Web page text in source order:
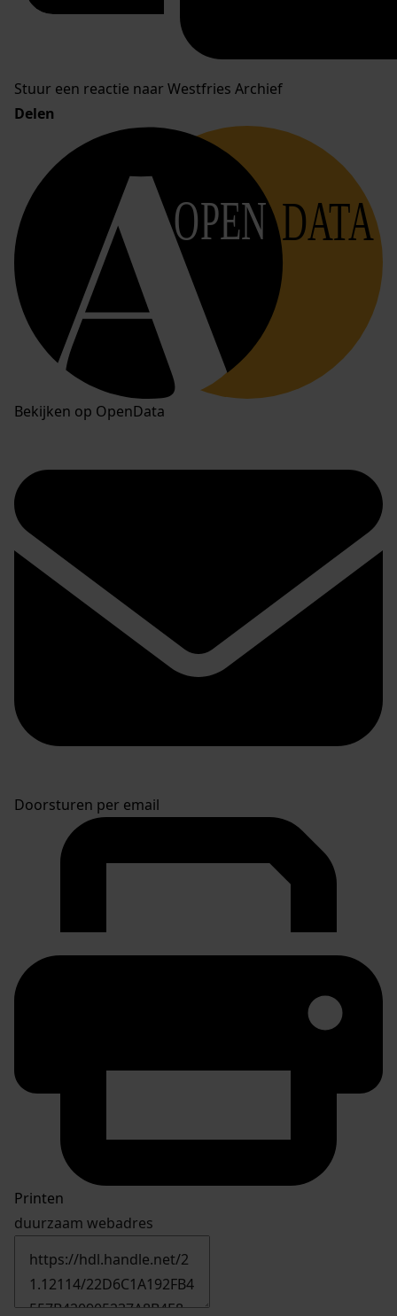
Stuur een reactie naar Westfries Archief
Delen
OPEN DATA
Bekijken op OpenData
Doorsturen per email
Printen
duurzaam webadres